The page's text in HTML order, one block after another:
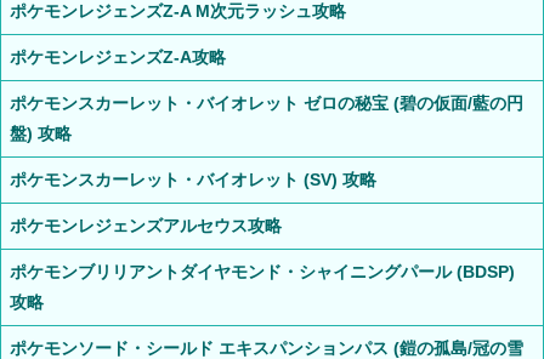
ポケモンレジェンズZ-A M次元ラッシュ攻略
ポケモンレジェンズZ-A攻略
ポケモンスカーレット・バイオレット ゼロの秘宝 (碧の仮面/藍の円
盤) 攻略
ポケモンスカーレット・バイオレット (SV) 攻略
ポケモンレジェンズアルセウス攻略
ポケモンブリリアントダイヤモンド・シャイニングパール (BDSP)
攻略
ポケモンソード・シールド エキスパンションパス (鎧の孤島/冠の雪